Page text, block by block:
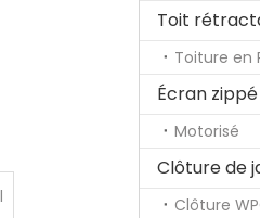
Toit
Toiture en
Écran zippé
Motorisé
Clôture de
Clôture